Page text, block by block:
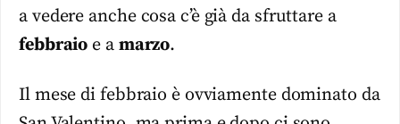
a vedere anche cosa c’è già da sfruttare a
febbraio e a marzo.
Il mese di febbraio è ovviamente dominato da